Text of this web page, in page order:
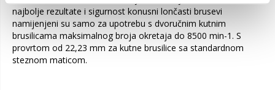
najbolje rezultate i sigurnost konusni lončasti brusevi
namijenjeni su samo za upotrebu s dvoručnim kutnim
brusilicama maksimalnog broja okretaja do 8500 min-1. S
provrtom od 22,23 mm za kutne brusilice sa standardnom
steznom maticom.